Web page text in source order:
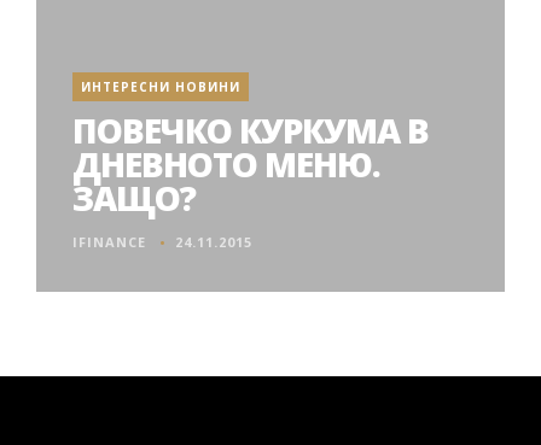
ИНТЕРЕСНИ НОВИНИ
ПОВЕЧКО КУРКУМА В
ДНЕВНОТО МЕНЮ.
ЗАЩО?
IFINANCE 24.11.2015